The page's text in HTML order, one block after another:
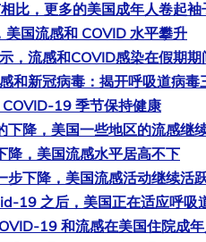
比，更多的美国成年人卷起
美国流感和 COVID 水平攀升
，流感和COVID感染在假期
和新冠病毒：揭开呼吸道病毒
19 季节保持健康
下降，美国一些地区的流感继
降，美国流感水平居高不下
步下降，美国流感活动继续活
19 之后，美国正在适应呼吸
19 和流感在美国住院成